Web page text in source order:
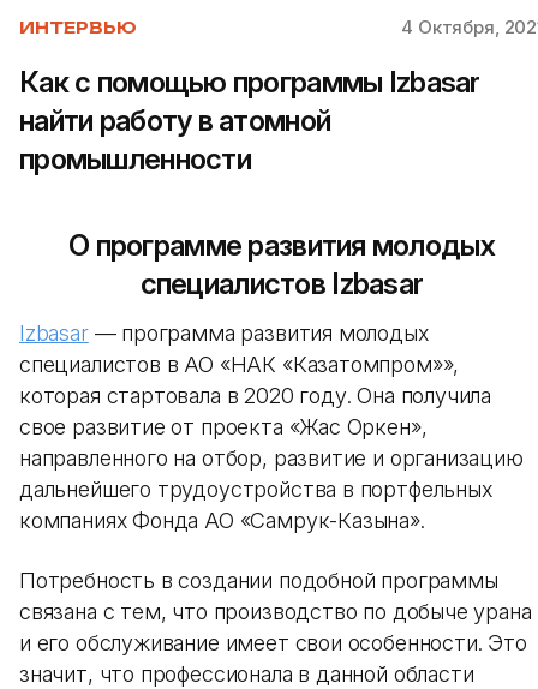
ИНТЕРВЬЮ 4 Октября,
Как с помощью программы Izbasar
найти работу в атомной
промышленности
О программе развития молодых
специалистов Izbasar
Izbasar— программа развития молодых
специалистов в АО «НАК «Казатомпром»»,
которая стартовала в 2020 году. Она получила
свое развитие от проекта «Жас Оркен»,
направленного на отбор, развитие и организацию
дальнейшего трудоустройства в портфельных
компаниях Фонда АО «Самрук-Казына».
Потребность в создании подобной программы
связана с тем, что производство по добыче урана
и его обслуживание имеет свои особенности. Это
значит, что профессионала в данной области